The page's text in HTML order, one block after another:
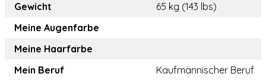
Gewicht
65 kg (143 lbs)
Meine Augenfarbe
Meine Haarfarbe
Mein Beruf
Kaufmännischer Beruf